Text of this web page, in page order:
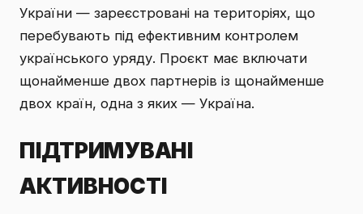
України — зареєстровані на територіях, що
перебувають під ефективним контролем
українського уряду. Проєкт має включати
щонайменше двох партнерів із щонайменше
двох країн, одна з яких — Україна.
ПІДТРИМУВАНІ
АКТИВНОСТІ